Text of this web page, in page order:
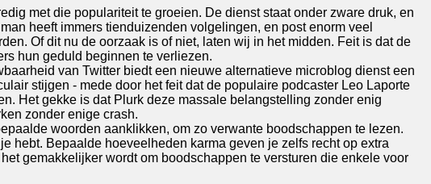
met die populariteit te groeien. De dienst staat onder zware druk, en
heeft immers tienduizenden volgelingen, en post enorm veel
Of dit nu de oorzaak is of niet, laten wij in het midden. Feit is dat de
hun geduld beginnen te verliezen.
van Twitter biedt een nieuwe alternatieve microblog dienst een
stijgen - mede door het feit dat de populaire podcaster Leo Laporte
Het gekke is dat Plurk deze massale belangstelling zonder enig
zonder enige crash.
woorden aanklikken, om zo verwante boodschappen te lezen.
hebt. Bepaalde hoeveelheden karma geven je zelfs recht op extra
gemakkelijker wordt om boodschappen te versturen die enkele voor